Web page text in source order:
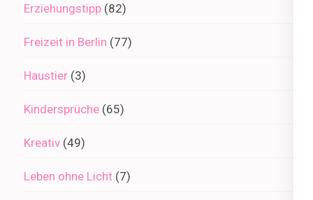
Erziehungstipp (82)
Freizeit in Berlin (77)
Haustier (3)
Kindersprüche (65)
Kreativ (49)
Leben ohne Licht (7)